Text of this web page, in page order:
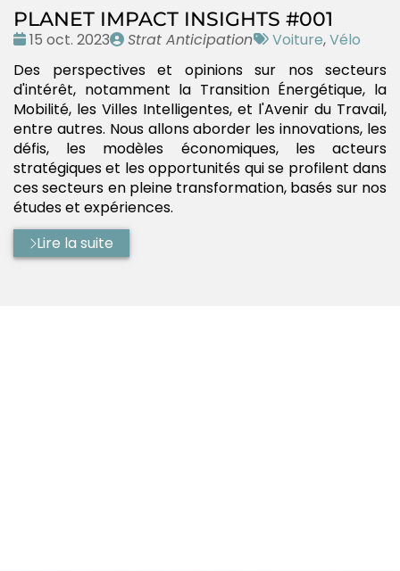
PLANET IMPACT INSIGHTS #001
Date
15 oct. 2023
Publié
Strat Anticipation
Tags
Voiture,Vélo
Des perspectives et opinions sur nos secteurs
d'intérêt, notamment la Transition Énergétique, la
Mobilité, les Villes Intelligentes, et l'Avenir du Travail,
entre autres. Nous allons aborder les innovations, les
défis, les modèles économiques, les acteurs
stratégiques et les opportunités qui se profilent dans
ces secteurs en pleine transformation, basés sur nos
études et expériences.
Lire la suite